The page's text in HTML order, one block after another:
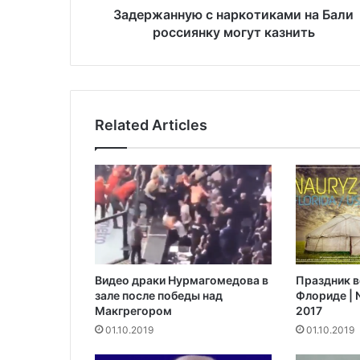
н
о
т
и
к
а
м
и
Б
а
л
и
Задержанную с наркотиками на Бали
россиянку могут казнить
Related Articles
Видео драки Нурмагомедова в
зале после победы над
Макгрегором‍
01.10.2019
Праздник
Флориде |
2017
01.10.2019